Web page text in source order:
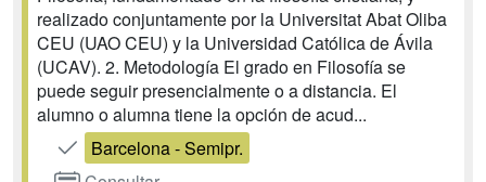
realizado conjuntamente por la Universitat Abat Oliba
CEU (UAO CEU) y la Universidad Católica de Ávila
(UCAV). 2. Metodología El grado en Filosofía se
puede seguir presencialmente o a distancia. El
alumno o alumna tiene la opción de acud...
Barcelona - Semipr.